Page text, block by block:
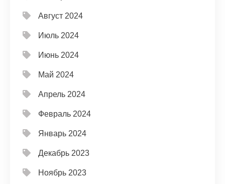
Август 2024
Июль 2024
Июнь 2024
Май 2024
Апрель 2024
Февраль 2024
Январь 2024
Декабрь 2023
Ноябрь 2023